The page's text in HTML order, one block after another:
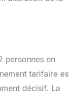
personnes en
tarifaire
décisif. La